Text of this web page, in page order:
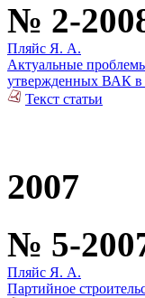
№ 2-
Пляйс Я. А.
Актуальные
утвержденных ВАК в
Текст статьи
2007
№ 5-
Пляйс Я. А.
Партийное